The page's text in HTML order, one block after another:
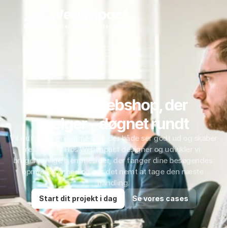
Skab en webshop, der
sælger – døgnet rundt
Vil du have en hjemmeside, der både ser godt ud og skaber
resultater? Hos Webimpact designer og udvikler vi
brugervenlige hjemmesider, der fanger dine besøgendes
opmærksomhed og gør det nemt at tage den næste
handling.
Start dit projekt i dag Se vores cases